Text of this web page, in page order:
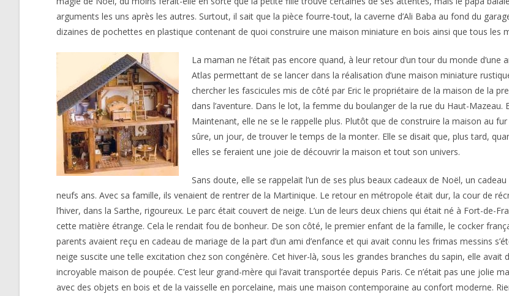
arguments les uns après les autres. Surtout, il sait que la pièce fourre-tout, la caverne d’Ali Baba au fond du
dizaines de pochettes en plastique contenant de quoi construire une maison miniature en bois ainsi que tous les
La maman ne l’était pas encore quand, à leur retour d’un tour du monde
Atlas permettant de se lancer dans la réalisation d’une maison miniature
chercher les fascicules mis de côté par Eric le propriétaire de la maison de la
dans l’aventure. Dans le lot, la femme du boulanger de la rue du Haut-
Maintenant, elle ne se le rappelle plus. Plutôt que de construire la maison au
sûre, un jour, de trouver le temps de la monter. Elle se disait que, plus tard,
elles se feraient une joie de découvrir la maison et tout son univers.
Sans doute, elle se rappelait l’un de ses plus beaux cadeaux de Noël, un
neufs ans. Avec sa famille, ils venaient de rentrer de la Martinique. Le retour en métropole était dur, la cour de
l’hiver, dans la Sarthe, rigoureux. Le parc était couvert de neige. L’un de leurs deux chiens qui était né à Fort-de-
cette matière étrange. Cela le rendait fou de bonheur. De son côté, le premier enfant de la famille, le cocker
parents avaient reçu en cadeau de mariage de la part d’un ami d’enfance et qui avait connu les frimas messins
neige suscite une telle excitation chez son congénère. Cet hiver-là, sous les grandes branches du sapin, elle avait
incroyable maison de poupée. C’est leur grand-mère qui l’avait transportée depuis Paris. Ce n’était pas une jolie
avec des objets en bois et de la vaisselle en porcelaine, mais une maison contemporaine au confort moderne.